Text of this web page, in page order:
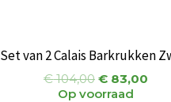
Set van 2 Calais Barkrukken
€104,00 € 83,00
Op voorraad